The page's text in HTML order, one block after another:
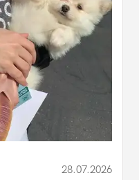
28.07.2026